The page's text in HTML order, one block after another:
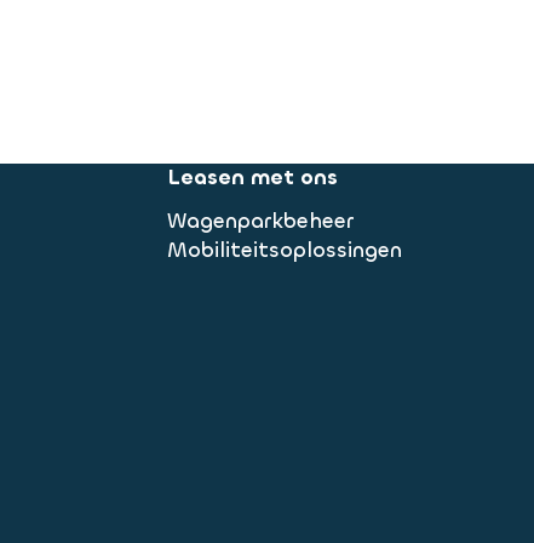
Leasen met ons
Wagenparkbeheer
Mobiliteitsoplossingen